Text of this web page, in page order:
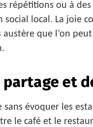
répétitions ou à
local. La joie
austère que l’on
et
évoquer les
le café et le